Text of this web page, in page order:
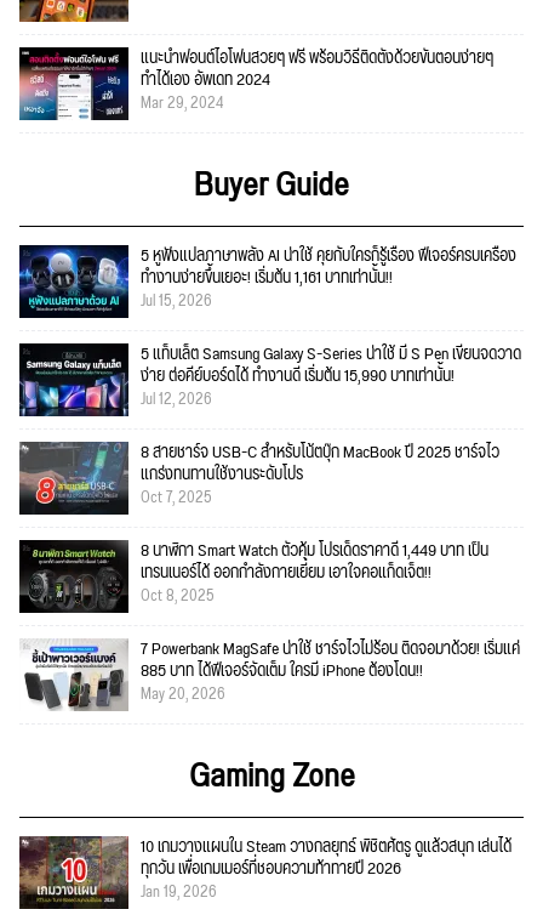
แนะนำฟอนต์ไอโฟนสวยๆ ฟรี พร้อมวิธีติดตั้งด้วยขั้นตอนง่ายๆ
ทำได้เอง อัพเดท 2024
Mar 29, 2024
Buyer Guide
5 หูฟังแปลภาษาพลัง AI น่าใช้ คุยกับใครก็รู้เรื่อง ฟีเจอร์ครบเครื่อง
ทำงานง่ายขึ้นเยอะ! เริ่มต้น 1,161 บาทเท่านั้น!!
Jul 15, 2026
5 แท็บเล็ต Samsung Galaxy S-Series น่าใช้ มี S Pen เขียนจดวาด
ง่าย ต่อคีย์บอร์ดได้ ทำงานดี เริ่มต้น 15,990 บาทเท่านั้น!
Jul 12, 2026
8 สายชาร์จ USB-C สำหรับโน้ตบุ๊ก MacBook ปี 2025 ชาร์จไว
แกร่งทนทานใช้งานระดับโปร
Oct 7, 2025
8 นาฬิกา Smart Watch ตัวคุ้ม โปรเด็ดราคาดี 1,449 บาท เป็น
เทรนเนอร์ได้ ออกกำลังกายเยี่ยม เอาใจคอแก็ดเจ็ต!!
Oct 8, 2025
7 Powerbank MagSafe น่าใช้ ชาร์จไวไม่ร้อน ติดจอมาด้วย! เริ่มแค่
885 บาท ได้ฟีเจอร์จัดเต็ม ใครมี iPhone ต้องโดน!!
May 20, 2026
Gaming Zone
10 เกมวางแผนใน Steam วางกลยุทธ์ พิชิตศัตรู ดูแล้วสนุก เล่นได้
ทุกวัน เพื่อเกมเมอร์ที่ชอบความท้าทายปี 2026
Jan 19, 2026